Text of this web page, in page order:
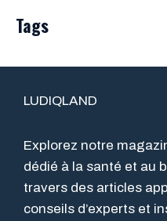
Tags
LUDIQLAND
Explorez notre
dédié à la santé et au
travers des articles
conseils d’experts et